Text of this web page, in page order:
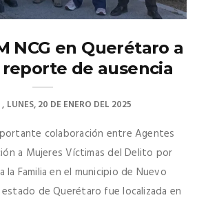
NCG en Querétaro a
de ausencia
LUNES, 20 DE ENERO DEL 2025
colaboración entre Agentes
a Mujeres Víctimas del Delito por
la Familia en el municipio de Nuevo
estado de Querétaro fue localizada en